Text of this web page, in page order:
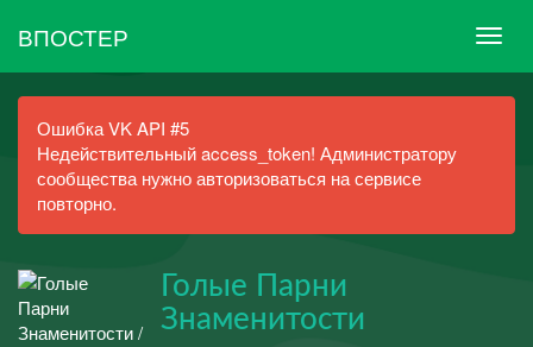
ВПОСТЕР
Ошибка VK API #5
Недействительный access_token! Администратору
сообщества нужно авторизоваться на сервисе
повторно.
Голые Парни
Знаменитости